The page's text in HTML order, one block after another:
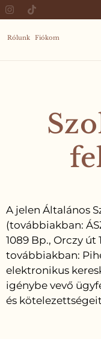
Rólunk Fiókom
A jelen Általános
(továbbiakban:
1089 Bp., Orczy út
továbbiakban:
elektronikus
igénybe vevő
és